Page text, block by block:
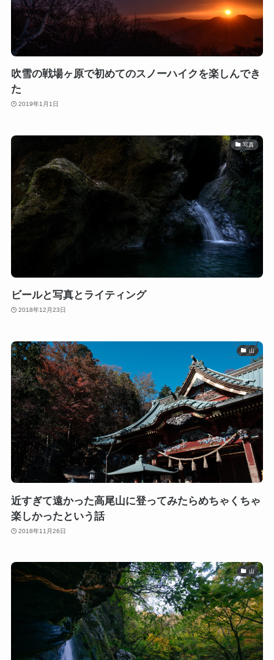
吹雪の戦場ヶ原で初めてのスノーハイクを楽しんでき
た
2019年1月1日
写真
ビールと写真とライティング
2018年12月23日
山
近すぎて遠かった高尾山に登ってみたらめちゃくちゃ
楽しかったという話
2018年11月26日
山